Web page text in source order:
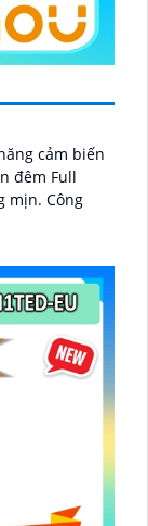
cảm biến
đêm Full